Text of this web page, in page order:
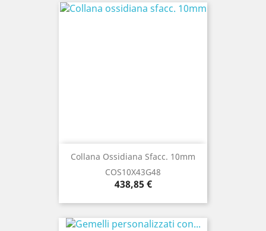
Collana Ossidiana Sfacc. 10mm
COS10X43G48
Prezzo
438,85 €